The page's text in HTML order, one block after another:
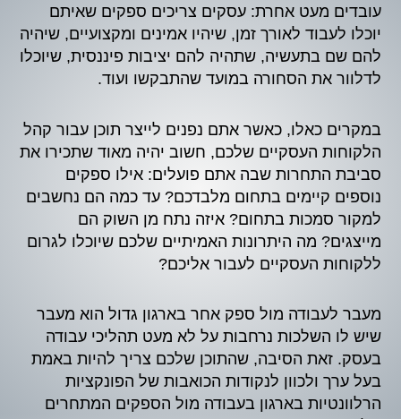
עובדים מעט אחרת: עסקים צריכים ספקים שאיתם
יוכלו לעבוד לאורך זמן, שיהיו אמינים ומקצועיים, שיהיה
להם שם בתעשיה, שתהיה להם יציבות פיננסית, שיוכלו
לדלוור את הסחורה במועד שהתבקשו ועוד.
במקרים כאלו, כאשר אתם נפנים לייצר תוכן עבור קהל
הלקוחות העסקיים שלכם, חשוב יהיה מאוד שתכירו את
סביבת התחרות שבה אתם פועלים: אילו ספקים
נוספים קיימים בתחום מלבדכם? עד כמה הם נחשבים
למקור סמכות בתחום? איזה נתח מן השוק הם
מייצגים? מה היתרונות האמיתיים שלכם שיוכלו לגרום
ללקוחות העסקיים לעבור אליכם?
מעבר לעבודה מול ספק אחר בארגון גדול הוא מעבר
שיש לו השלכות נרחבות על לא מעט תהליכי עבודה
בעסק. זאת הסיבה, שהתוכן שלכם צריך להיות באמת
בעל ערך ולכוון לנקודות הכואבות של הפונקציות
הרלוונטיות בארגון בעבודה מול הספקים המתחרים